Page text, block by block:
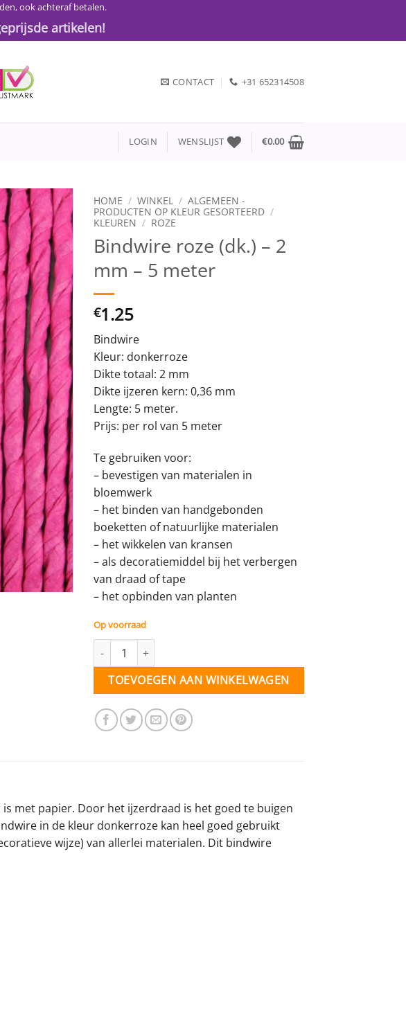
ook achteraf betalen.
artikelen!
CONTACT +31 652314508
LOGIN WENSLIJST €0.00
Toevoegen
aan
wenslijst
HOME / WINKEL / ALGEMEEN -
PRODUCTEN OP KLEUR GESORTEERD /
KLEUREN / ROZE
Bindwire roze (dk.) – 2
mm – 5 meter
€1.25
Bindwire
Kleur: donkerroze
Dikte totaal: 2 mm
Dikte ijzeren kern: 0,36 mm
Lengte: 5 meter.
Prijs: per rol van 5 meter
Te gebruiken voor:
– bevestigen van materialen in
bloemwerk
– het binden van handgebonden
boeketten of natuurlijke materialen
– het wikkelen van kransen
– als decoratiemiddel bij het verbergen
van draad of tape
– het opbinden van planten
Op voorraad
Bindwire roze (dk.) - 2 mm - 5 meter aantal
TOEVOEGEN AAN WINKELWAGEN
met papier. Door het ijzerdraad is het goed te buigen
in de kleur donkerroze kan heel goed gebruikt
wijze) van allerlei materialen. Dit bindwire